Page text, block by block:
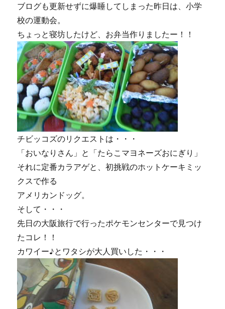
ブログも更新せずに爆睡してしまった昨日は、小学
校の運動会。
ちょっと寝坊したけど、お弁当作りましたー！！
チビッコズのリクエストは・・・
「おいなりさん」と「たらこマヨネーズおにぎり」
それに定番カラアゲと、初挑戦のホットケーキミッ
クスで作る
アメリカンドッグ。
そして・・・
先日の大阪旅行で行ったポケモンセンターで見つけ
たコレ！！
カワイー♪とワタシが大人買いした・・・